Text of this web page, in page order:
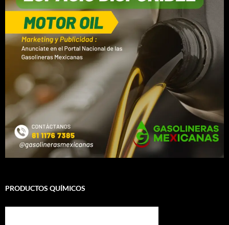
PRODUCTOS QUÍMICOS